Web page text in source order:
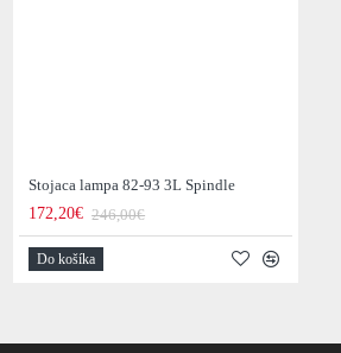
Stojaca lampa 82-93 3L Spindle
172,20€ 246,00€
Do košíka